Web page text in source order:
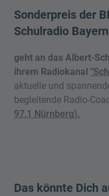
Sonderpreis der
Schulradio
geht an das Albert-
ihrem Radiokanal
aktuelle und
begleitende Radio-
97.1 Nürnberg).
Das könnte Dich